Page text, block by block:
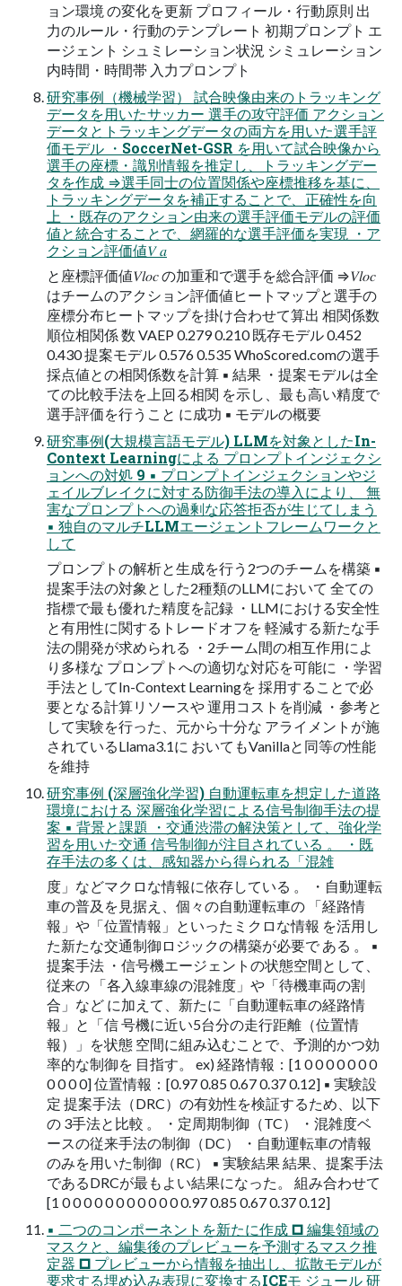
ョン環境 の変化を更新 プロフィール・行動原則 出
力のルール・行動のテンプレート 初期プロンプト エ
ージェント シュミレーション状況 シミュレーション
内時間・時間帯 入力プロンプト
研究事例（機械学習） 試合映像由来のトラッキング
データを用いたサッカー 選手の攻守評価 アクション
データとトラッキングデータの両方を用いた選手評
価モデル ・SoccerNet-GSR を用いて試合映像から
選手の座標・識別情報を推定し、トラッキングデー
タを作成 ⇒選手同士の位置関係や座標推移を基に、
トラッキングデータを補正することで、正確性を向
上 ・既存のアクション由来の選手評価モデルの評価
値と統合することで、網羅的な選手評価を実現 ・ア
クション評価値𝑉 𝑎
と座標評価値𝑉𝑙𝑜𝑐 の加重和で選手を総合評価 ⇒𝑉𝑙𝑜𝑐
はチームのアクション評価値ヒートマップと選手の
座標分布ヒートマップを掛け合わせて算出 相関係数
順位相関係 数 VAEP 0.279 0.210 既存モデル 0.452
0.430 提案モデル 0.576 0.535 WhoScored.comの選手
採点値との相関係数を計算 ▪ 結果 ・提案モデルは全
ての比較手法を上回る相関 を示し、最も高い精度で
選手評価を行うこと に成功 ▪ モデルの概要
研究事例(大規模言語モデル) LLMを対象としたIn-
Context Learningによる プロンプトインジェクシ
ョンへの対処 9 ▪ プロンプトインジェクションやジ
ェイルブレイクに対する防御手法の導入により、 無
害なプロンプトへの過剰な応答拒否が生じてしまう
▪ 独自のマルチLLMエージェントフレームワークと
して
プロンプトの解析と生成を行う2つのチームを構築 ▪
提案手法の対象とした2種類のLLMにおいて 全ての
指標で最も優れた精度を記録 ・LLMにおける安全性
と有用性に関するトレードオフを 軽減する新たな手
法の開発が求められる ・2チーム間の相互作用によ
り多様な プロンプトへの適切な対応を可能に ・学習
手法としてIn-Context Learningを 採用することで必
要となる計算リソースや 運用コストを削減 ・参考と
して実験を行った、元から十分な アライメントが施
されているLlama3.1に おいてもVanillaと同等の性能
を維持
研究事例 (深層強化学習) 自動運転車を想定した道路
環境における 深層強化学習による信号制御手法の提
案 ▪ 背景と課題 ・交通渋滞の解決策として、強化学
習を用いた交通 信号制御が注目されている 。 ・既
存手法の多くは、感知器から得られる「混雑
度」などマクロな情報に依存している 。 ・自動運転
車の普及を見据え、個々の自動運転車の 「経路情
報」や「位置情報」といったミクロな情報 を活用し
た新たな交通制御ロジックの構築が必要で ある 。 ▪
提案手法 ・信号機エージェントの状態空間として、
従来の 「各入線車線の混雑度」や「待機車両の割
合」など に加えて、新たに「自動運転車の経路情
報」と「信 号機に近い5台分の走行距離（位置情
報）」を状態 空間に組み込むことで、予測的かつ効
率的な制御を 目指す。 ex) 経路情報：[1 0 0 0 0 0 0 0
0 0 0 0] 位置情報：[0.97 0.85 0.67 0.37 0.12] ▪ 実験設
定 提案手法（DRC）の有効性を検証するため、以下
の 3手法と比較 。 ・定周期制御（TC） ・混雑度ベ
ースの従来手法の制御（DC） ・自動運転車の情報
のみを用いた制御（RC） ▪ 実験結果 結果、提案手法
であるDRCが最もよい結果になった。 組み合わせて
[1 0 0 0 0 0 0 0 0 0 0 0 0.97 0.85 0.67 0.37 0.12]
▪ 二つのコンポーネントを新たに作成 🞐 編集領域の
マスクと、編集後のプレビューを予測するマスク推
定器 🞐 プレビューから情報を抽出し、拡散モデルが
要求する埋め込み表現に変換するICEモ ジュール 研